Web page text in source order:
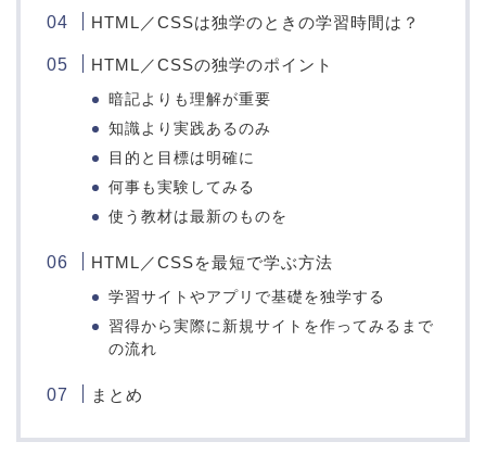
HTML／CSSは独学のときの学習時間は？
HTML／CSSの独学のポイント
暗記よりも理解が重要
知識より実践あるのみ
目的と目標は明確に
何事も実験してみる
使う教材は最新のものを
HTML／CSSを最短で学ぶ方法
学習サイトやアプリで基礎を独学する
習得から実際に新規サイトを作ってみるまで
の流れ
まとめ